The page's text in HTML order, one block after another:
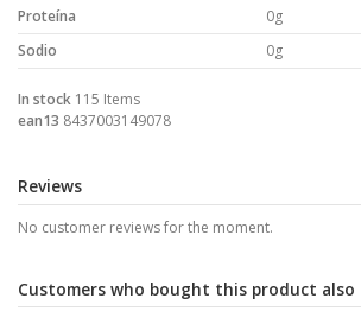
Proteína
0g
Sodio
0g
In stock 115 Items
ean13 8437003149078
Reviews
No customer reviews for the moment.
Customers who bought this product also